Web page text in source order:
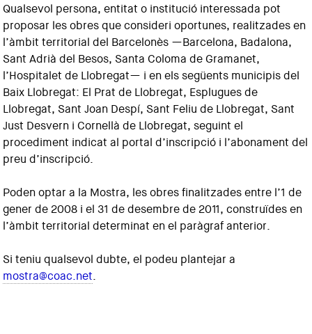
Qualsevol persona, entitat o institució interessada pot
proposar les obres que consideri oportunes, realitzades en
l’àmbit territorial del Barcelonès —Barcelona, Badalona,
Sant Adrià del Besos, Santa Coloma de Gramanet,
l’Hospitalet de Llobregat— i en els següents municipis del
Baix Llobregat: El Prat de Llobregat, Esplugues de
Llobregat, Sant Joan Despí, Sant Feliu de Llobregat, Sant
Just Desvern i Cornellà de Llobregat, seguint el
procediment indicat al portal d’inscripció i l’abonament del
preu d’inscripció.
Poden optar a la Mostra, les obres finalitzades entre l’1 de
gener de 2008 i el 31 de desembre de 2011, construïdes en
l’àmbit territorial determinat en el paràgraf anterior.
Si teniu qualsevol dubte, el podeu plantejar a
mostra@coac.net.